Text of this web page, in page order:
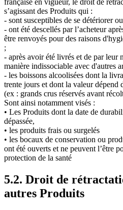
française en vigueur, le droit de
s’agissant des Produits qui :
- sont susceptibles de se détériorer
- ont été descellés par l’acheteur
être renvoyés pour des raisons
;
- après avoir été livrés et de par leur
manière indissociable avec d'autres
- les boissons alcoolisées dont la
trente jours et dont la valeur dépend
(ex : grands crus réservés avant
Sont ainsi notamment visés :
• Les Produits dont la date de
dépassée,
• les produits frais ou surgelés
• les bocaux de conservation ou
ont été ouverts et ne peuvent l’être
protection de la santé
5.2. Droit de
autres Produits